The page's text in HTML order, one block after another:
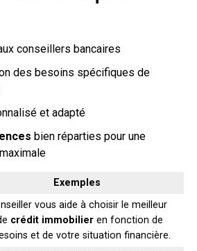
conseillers bancaires
des besoins spécifiques de
et adapté
bien réparties pour une
Exemples
vous aide à choisir le meilleur
crédit immobilieren fonction de
et de votre situation financière.